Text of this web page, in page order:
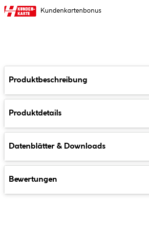
Kundenkartenbonus
Produktbeschreibung
Produktdetails
Datenblätter & Downloads
Bewertungen